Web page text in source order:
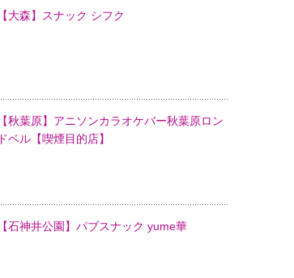
【大森】スナック シフク
【秋葉原】アニソンカラオケバー秋葉原ロン
ドベル【喫煙目的店】
【石神井公園】パブスナック yume華